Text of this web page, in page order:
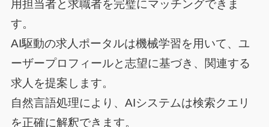
用担当者と求職者を完璧にマッチングできま
す。
AI駆動の求人ポータルは機械学習を用いて、ユ
ーザープロフィールと志望に基づき、関連する
求人を提案します。
自然言語処理により、AIシステムは検索クエリ
を正確に解釈できます。